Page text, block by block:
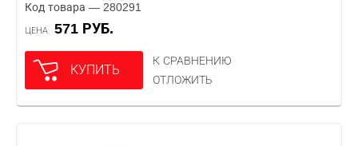
Код товара — 280291
ЦЕНА 571 РУБ.
КУПИТЬ
К СРАВНЕНИЮ
ОТЛОЖИТЬ